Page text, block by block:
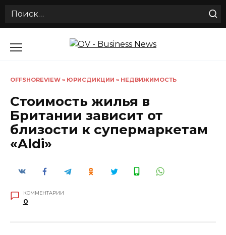
Search
OFFSHOREVIEW » ЮРИСДИКЦИИ » НЕДВИЖИМОСТЬ
Стоимость жилья в
Британии зависит от
близости к супермаркетам
«Aldi»
КОММЕНТАРИИ
0